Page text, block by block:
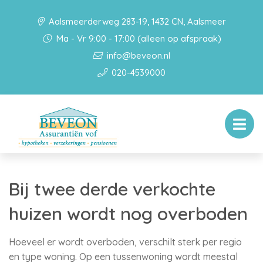
Aalsmeerderweg 283-19, 1432 CN, Aalsmeer
Ma - Vr 9:00 - 17:00 (alleen op afspraak)
info@beveon.nl
020-4539000
Bij twee derde verkochte
huizen wordt nog overboden
Hoeveel er wordt overboden, verschilt sterk per regio
en type woning. Op een tussenwoning wordt meestal